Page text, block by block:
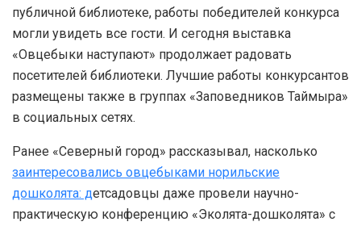
публичной библиотеке, работы победителей конкурса
могли увидеть все гости. И сегодня выставка
«Овцебыки наступают» продолжает радовать
посетителей библиотеки. Лучшие работы конкурсантов
размещены также в группах «Заповедников Таймыра»
в социальных сетях.
Ранее «Северный город» рассказывал, насколько
заинтересовались овцебыками норильские
дошколята: детсадовцы даже провели научно-
практическую конференцию «Эколята-дошколята» с